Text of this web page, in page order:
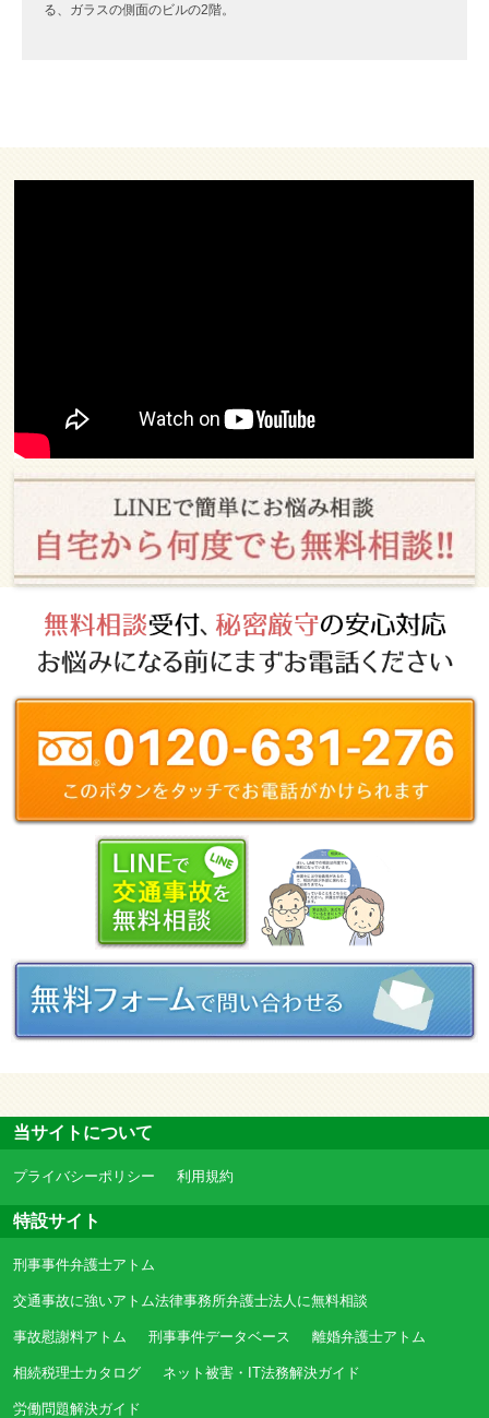
る、ガラスの側面のビルの2階。
当サイトについて
プライバシーポリシー 利用規約
特設サイト
刑事事件弁護士アトム
交通事故に強いアトム法律事務所弁護士法人に無料相談
事故慰謝料アトム 刑事事件データベース 離婚弁護士アトム
相続税理士カタログ ネット被害・IT法務解決ガイド
労働問題解決ガイド